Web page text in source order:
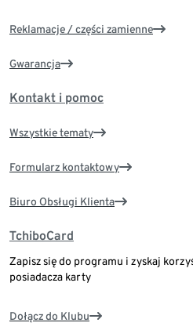
Reklamacje / części zamienne
Gwarancja
Kontakt i pomoc
Wszystkie tematy
Formularz kontaktowy
Biuro Obsługi Klienta
TchiboCard
Zapisz się do programu i zyskaj
posiadacza karty
Dołącz do Klubu